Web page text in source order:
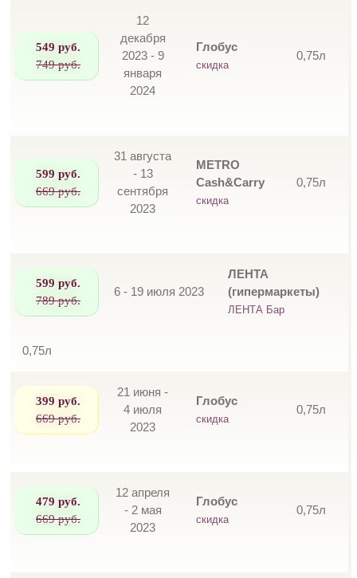
549 руб.
749 руб.
12
декабря
2023 - 9
января
2024
Глобус
скидка
0,75л
599 руб.
669 руб.
31 августа
- 13
сентября
2023
METRO
Cash&Carry
скидка
0,75л
599 руб.
789 руб.
6 - 19 июля 2023
ЛЕНТА
(гипермаркеты)
ЛЕНТА Бар
0,75л
399 руб.
669 руб.
21 июня -
4 июля
2023
Глобус
скидка
0,75л
479 руб.
669 руб.
12 апреля
- 2 мая
2023
Глобус
скидка
0,75л